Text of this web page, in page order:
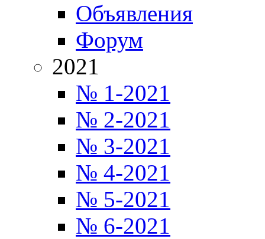
Объявления
Форум
2021
№ 1-2021
№ 2-2021
№ 3-2021
№ 4-2021
№ 5-2021
№ 6-2021